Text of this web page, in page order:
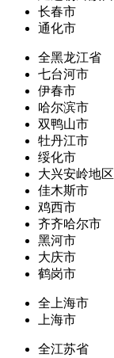
长春市
通化市
全黑龙江省
七台河市
伊春市
哈尔滨市
双鸭山市
牡丹江市
绥化市
大兴安岭地区
佳木斯市
鸡西市
齐齐哈尔市
黑河市
大庆市
鹤岗市
全上海市
上海市
全江苏省